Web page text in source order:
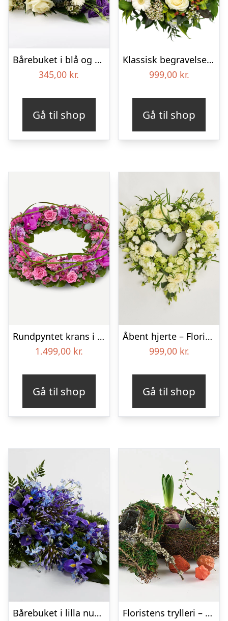
Bårebuket i blå og hvide nuancer – Blomster til begravelse
345,00 kr.
Gå til shop
Klassisk begravelses­krans
999,00 kr.
Gå til shop
Rundpyntet krans i klassisk stil – pink
1.499,00 kr.
Gå til shop
Åbent hjerte – Floristens kreative valg
999,00 kr.
Gå til shop
Bårebuket i lilla nuancer – Blomster til begravelse
Floristens trylleri – gravpynt – Blomster til begravelse